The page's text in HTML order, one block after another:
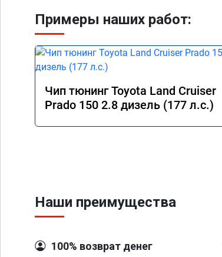
Примеры наших работ:
Чип тюнинг Toyota Land Cruiser
Prado 150 2.8 дизель (177 л.с.)
Наши преимущества
100% возврат денег